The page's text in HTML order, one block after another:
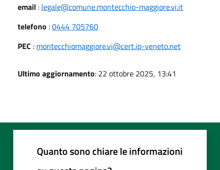
email : legale@comune.montecchio-maggiore.vi.it
telefono :0444 705760
PEC : montecchiomaggiore.vi@cert.ip-veneto.net
Ultimo aggiornamento: 22 ottobre 2025, 13:41
Quanto sono chiare le informazioni